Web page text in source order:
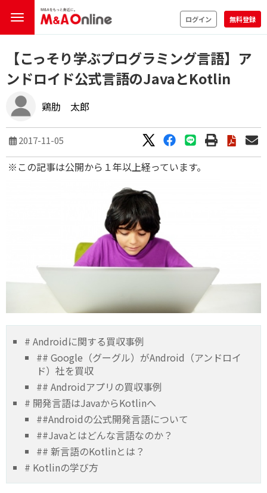
ログイン 無料登録
【こっそり学ぶプログラミング言語】ア
ンドロイド公式言語のJavaとKotlin
鶏肋 太郎
2017-11-05
※この記事は公開から１年以上経っています。
# Androidに関する買収事例
## Google（グーグル）がAndroid（アンドロイ
ド）社を買収
## Androidアプリの買収事例
# 開発言語はJavaからKotlinへ
##Androidの公式開発言語について
##Javaとはどんな言語なのか？
## 新言語のKotlinとは？
# Kotlinの学び方